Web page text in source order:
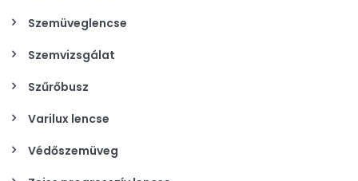
Szemüveglencse
Szemvizsgálat
Szűrőbusz
Varilux lencse
Védőszemüveg